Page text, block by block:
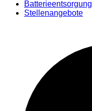
Batterieentsorgung
Stellenangebote